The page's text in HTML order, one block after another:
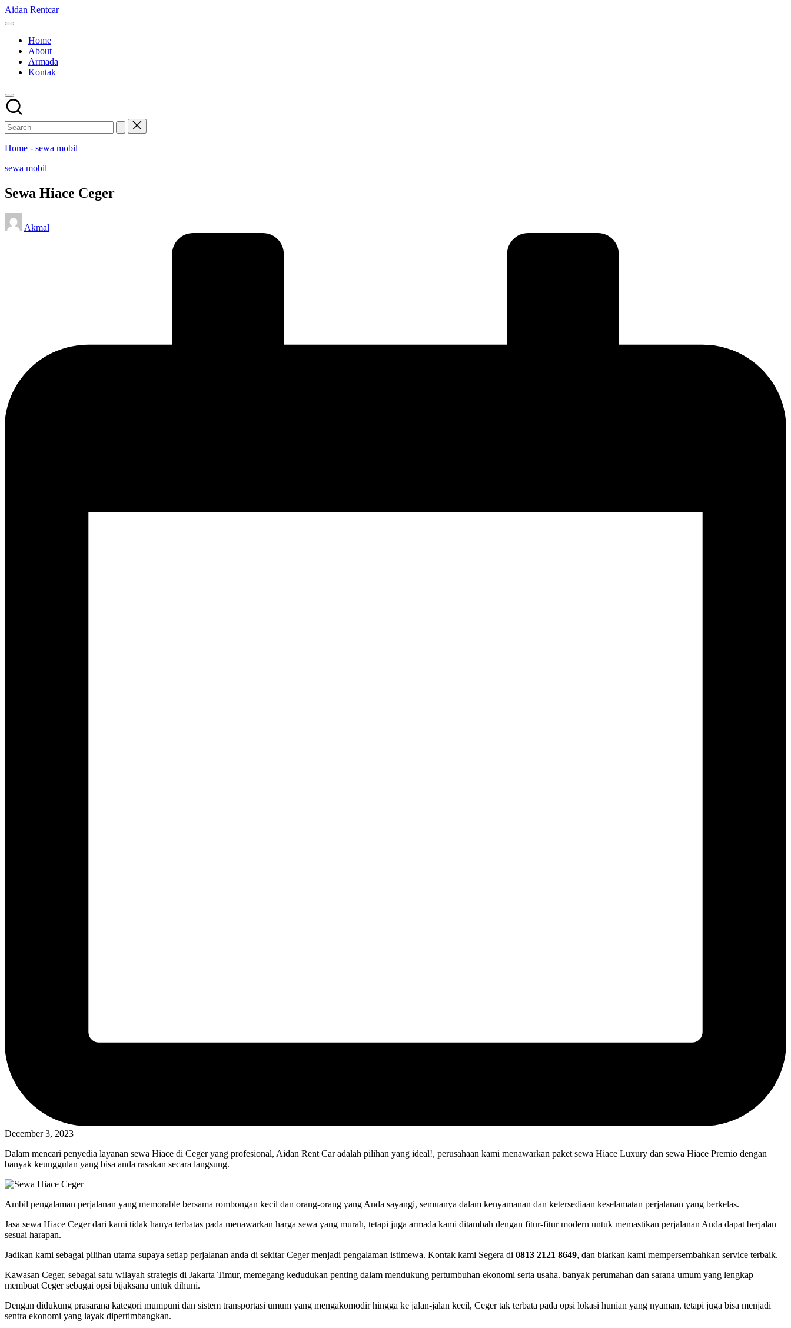
Skip
to
Aidan Rentcar
Rental
MurahHome
About
Armada
Kontak
Home - sewa mobil
Posted
sewa mobil
Sewa Hiace Ceger
Posted
by
Akmal
December 3, 2023
Dalam mencari penyedia layanan sewa Hiace di Ceger yang profesional, Aidan Rent Car adalah pilihan yang ideal!, perusahaan kami menawarkan paket sewa Hiace Luxury dan sewa Hiace Premio dengan
banyak keunggulan yang bisa anda rasakan secara langsung.
Ambil pengalaman perjalanan yang memorable bersama rombongan kecil dan orang-orang yang Anda sayangi, semuanya dalam kenyamanan dan ketersediaan keselamatan perjalanan yang berkelas.
Jasa sewa Hiace Ceger dari kami tidak hanya terbatas pada menawarkan harga sewa yang murah, tetapi juga armada kami ditambah dengan fitur-fitur modern untuk memastikan perjalanan Anda dapat berjalan
sesuai harapan.
Jadikan kami sebagai pilihan utama supaya setiap perjalanan anda di sekitar Ceger menjadi pengalaman istimewa. Kontak kami Segera di 0813 2121 8649, dan biarkan kami mempersembahkan service terbaik.
Kawasan Ceger, sebagai satu wilayah strategis di Jakarta Timur, memegang kedudukan penting dalam mendukung pertumbuhan ekonomi serta usaha. banyak perumahan dan sarana umum yang lengkap
membuat Ceger sebagai opsi bijaksana untuk dihuni.
Dengan didukung prasarana kategori mumpuni dan sistem transportasi umum yang mengakomodir hingga ke jalan-jalan kecil, Ceger tak terbata pada opsi lokasi hunian yang nyaman, tetapi juga bisa menjadi
sentra ekonomi yang layak dipertimbangkan.